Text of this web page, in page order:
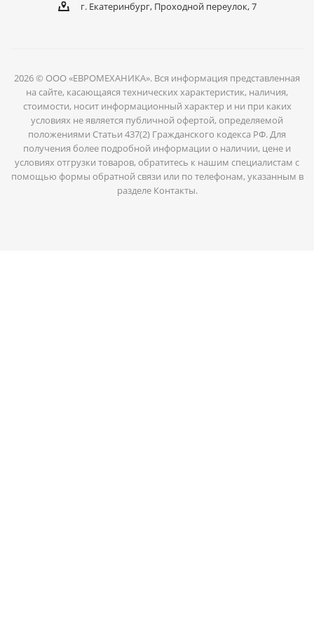
г. Екатеринбург, Проходной переулок, 7
2026 © ООО «ЕВРОМЕХАНИКА». Вся информация представленная
на сайте, касающаяся технических характеристик, наличия,
стоимости, носит информационный характер и ни при каких
условиях не является публичной офертой, определяемой
положениями Статьи 437(2) Гражданского кодекса РФ. Для
получения более подробной информации о наличии, цене и
условиях отгрузки товаров, обратитесь к нашим специалистам с
помощью формы обратной связи или по телефонам, указанным в
разделе Контакты.